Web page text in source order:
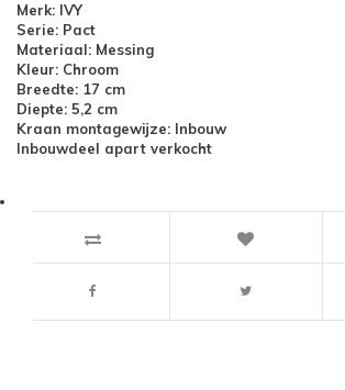
Merk: IVY
Serie: Pact
Materiaal: Messing
Kleur: Chroom
Breedte: 17 cm
Diepte: 5,2 cm
Kraan montagewijze: Inbouw
Inbouwdeel apart verkocht